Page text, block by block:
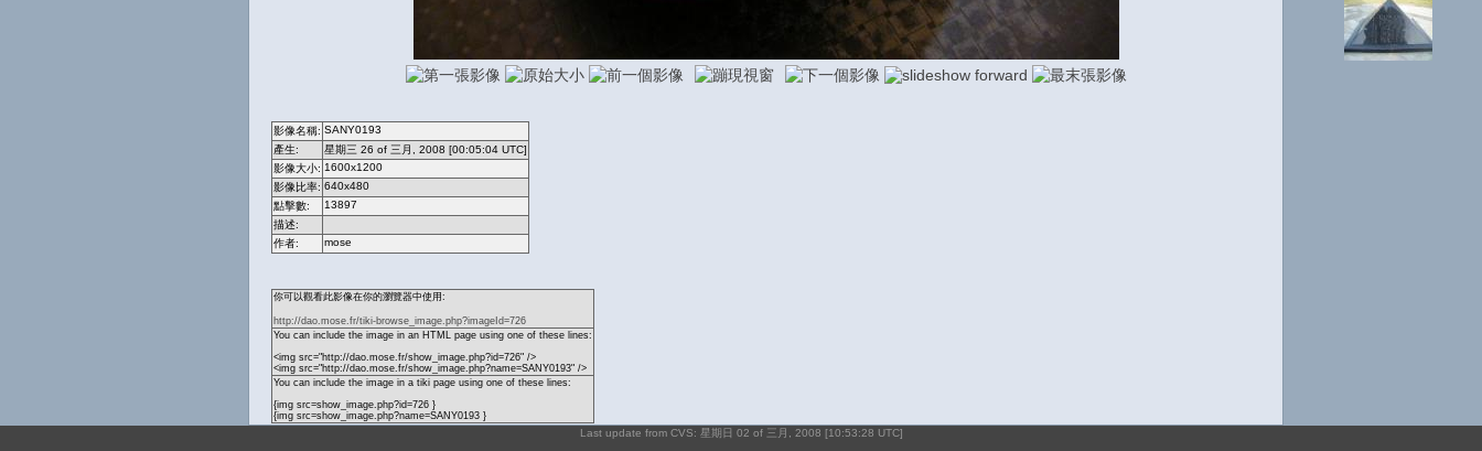
影像名稱: SANY0193
產生:
星期三 26 of 三月, 2008 [00:05:04 UTC]
影像大小: 1600x1200
影像比率: 640x480
點擊數:
13897
描述:
作者:
mose
你可以觀看此影像在你的瀏覽器中使用:
http://dao.mose.fr/tiki-browse_image.php?imageId=726
You can include the image in an HTML page using one of these lines:
<img src="http://dao.mose.fr/show_image.php?id=726" />
<img src="http://dao.mose.fr/show_image.php?name=SANY0193" />
You can include the image in a tiki page using one of these lines:
{img src=show_image.php?id=726 }
{img src=show_image.php?name=SANY0193 }
Last update from CVS: 星期日 02 of 三月, 2008 [10:53:28 UTC]